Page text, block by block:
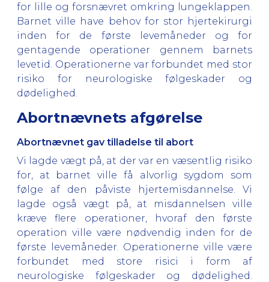
for lille og forsnævret omkring lungeklappen.
Barnet ville have behov for stor hjertekirurgi
inden for de første levemåneder og for
gentagende operationer gennem barnets
levetid. Operationerne var forbundet med stor
risiko for neurologiske følgeskader og
dødelighed.
Abortnævnets afgørelse
Abortnævnet gav tilladelse til abort
Vi lagde vægt på, at der var en væsentlig risiko
for, at barnet ville få alvorlig sygdom som
følge af den påviste hjertemisdannelse. Vi
lagde også vægt på, at misdannelsen ville
kræve flere operationer, hvoraf den første
operation ville være nødvendig inden for de
første levemåneder. Operationerne ville være
forbundet med store risici i form af
neurologiske følgeskader og dødelighed.